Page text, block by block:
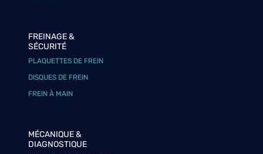
FREINAGE &
SÉCURITÉ
PLAQUETTES DE FREIN
DISQUES DE FREIN
FREIN À MAIN
MÉCANIQUE &
DIAGNOSTIQUE